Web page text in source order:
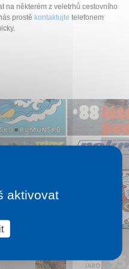
na některém z veletrhů cestovního
prostě kontaktujte telefonem
aktivovat